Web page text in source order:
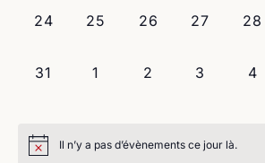
0
24
0
25
0
26
0
27
0
28
0
31
0
1
0
2
0
3
0
4
Il n’y a pas d’évènements ce jour là.